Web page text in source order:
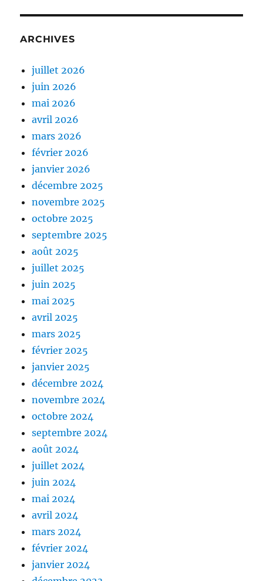
ARCHIVES
juillet 2026
juin 2026
mai 2026
avril 2026
mars 2026
février 2026
janvier 2026
décembre 2025
novembre 2025
octobre 2025
septembre 2025
août 2025
juillet 2025
juin 2025
mai 2025
avril 2025
mars 2025
février 2025
janvier 2025
décembre 2024
novembre 2024
octobre 2024
septembre 2024
août 2024
juillet 2024
juin 2024
mai 2024
avril 2024
mars 2024
février 2024
janvier 2024